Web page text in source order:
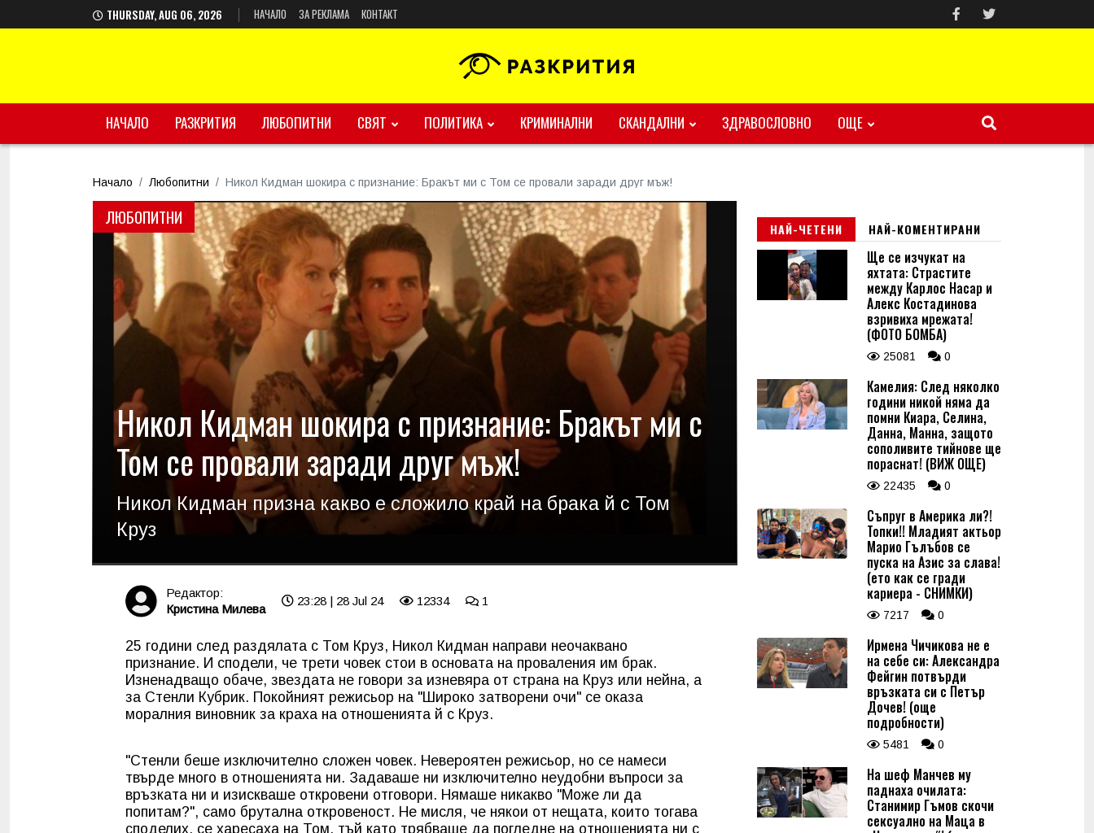
THURSDAY, AUG 06, 2026 НАЧАЛО ЗА РЕКЛАМА КОНТАКТ
НАЧАЛО РАЗКРИТИЯ ЛЮБОПИТНИ СВЯТ ПОЛИТИКА КРИМИНАЛНИ СКАНДАЛНИ ЗДРАВОСЛОВНО ОЩЕ
Начало Любопитни Никол Кидман шокира с признание: Бракът ми с Том се провали заради друг мъж!
ЛЮБОПИТНИ
Никол Кидман шокира с признание: Бракът ми с
Том се провали заради друг мъж!
Никол Кидман призна какво е сложило край на брака й с Том
Круз
Редактор:
Кристина Милева
23:28 | 28 Jul 24 12334 1
25 години след раздялата с Том Круз, Никол Кидман направи неочаквано
признание. И сподели, че трети човек стои в основата на проваления им брак.
Изненадващо обаче, звездата не говори за изневяра от страна на Круз или нейна, а
за Стенли Кубрик. Покойният режисьор на "Широко затворени очи" се оказа
моралния виновник за краха на отношенията й с Круз.
"Стенли беше изключително сложен човек. Невероятен режисьор, но се намеси
твърде много в отношенията ни. Задаваше ни изключително неудобни въпроси за
връзката ни и изискваше откровени отговори. Нямаше никакво "Може ли да
попитам?", само брутална откровеност. Не мисля, че някои от нещата, които тогава
споделих, се харесаха на Том, тъй като трябваше да погледне на отношенията ни с
НАЙ-ЧЕТЕНИ НАЙ-КОМЕНТИРАНИ
Ще се изчукат на
яхтата: Страстите
между Карлос Насар и
Алекс Костадинова
взривиха мрежата!
(ФОТО БОМБА)
25081 0
Камелия: След няколко
години никой няма да
помни Киара, Селина,
Данна, Манна, защото
сополивите тийнове ще
пораснат! (ВИЖ ОЩЕ)
22435 0
Съпруг в Америка ли?!
Топки!! Младият актьор
Марио Гълъбов се
пуска на Азис за слава!
(ето как се гради
кариера - СНИМКИ)
7217 0
Ирмена Чичикова не е
на себе си: Александра
Фейгин потвърди
връзката си с Петър
Дочев! (още
подробности)
5481 0
На шеф Манчев му
паднаха очилата:
Станимир Гъмов скочи
сексуално на Маца в